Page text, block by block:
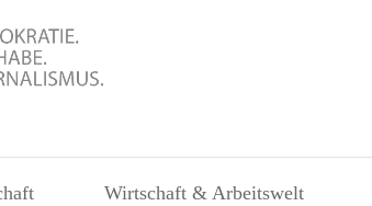
Wirtschaft & Arbeitswelt